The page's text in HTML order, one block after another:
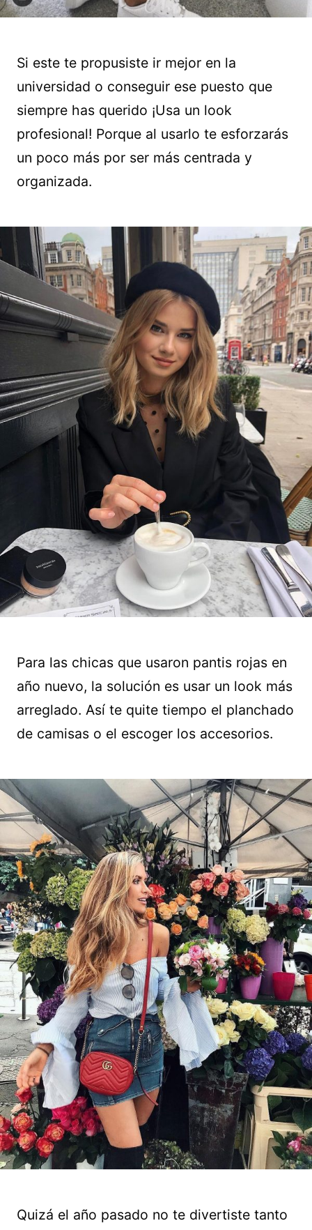
Si este te propusiste ir mejor en la
universidad o conseguir ese puesto que
siempre has querido ¡Usa un look
profesional! Porque al usarlo te esforzarás
un poco más por ser más centrada y
organizada.
Para las chicas que usaron pantis rojas en
año nuevo, la solución es usar un look más
arreglado. Así te quite tiempo el planchado
de camisas o el escoger los accesorios.
Quizá el año pasado no te divertiste tanto